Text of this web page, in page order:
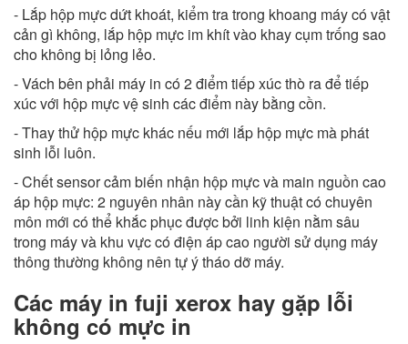
- Lắp hộp mực dứt khoát, kiểm tra trong khoang máy có vật
cản gì không, lắp hộp mực im khít vào khay cụm trống sao
cho không bị lỏng lẻo.
- Vách bên phải máy in có 2 điểm tiếp xúc thò ra để tiếp
xúc với hộp mực vệ sinh các điểm này bằng cồn.
- Thay thử hộp mực khác nếu mới lắp hộp mực mà phát
sinh lỗi luôn.
- Chết sensor cảm biến nhận hộp mực và main nguồn cao
áp hộp mực: 2 nguyên nhân này cần kỹ thuật có chuyên
môn mới có thể khắc phục được bởi linh kiện nằm sâu
trong máy và khu vực có điện áp cao người sử dụng máy
thông thường không nên tự ý tháo dỡ máy.
Các máy in fuji xerox hay gặp lỗi
không có mực in